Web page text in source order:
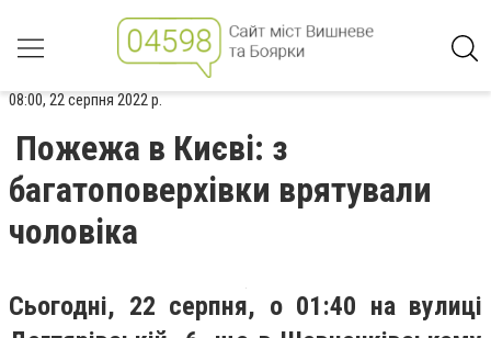
08:00, 22 серпня 2022 р.
Пожежа в Києві: з
багатоповерхівки врятували
чоловіка
Сьогодні, 22 серпня, о 01:40 на вулиці